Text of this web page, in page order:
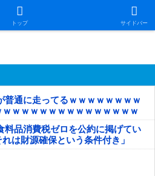
トップ サイドバー
録
普通に走ってるｗｗｗｗｗｗｗｗ
ｗｗｗｗｗｗｗｗｗｗｗｗｗｗ
料品消費税ゼロを公約に掲げてい
は財源確保という条件付き」